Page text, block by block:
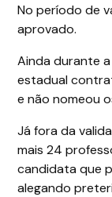
No período de
aprovado.
Ainda durante
estadual
e não nomeou
Já fora da
mais 24
candidata que
alegando